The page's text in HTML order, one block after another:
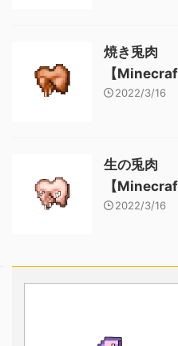
焼き兎肉
【
2022/3/16
生の兎肉
【
2022/3/16